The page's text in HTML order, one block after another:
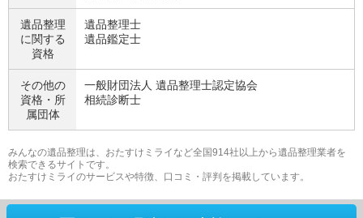
遺品整理
に関する
資格
遺品整理士
遺品鑑定士
その他の
資格・ 所
属団体
一般財団法人 遺品整理士認定協会
相続診断士
みんなの遺品整理は、おたすけミライなど全国914社以上から遺品整理業者を
検索できるサイトです。
おたすけミライのサービスや特徴、口コミ・評判を掲載しています。